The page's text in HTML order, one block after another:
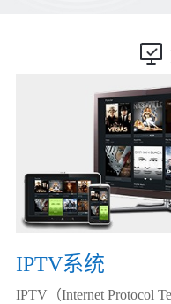
IPTV系统
IPTV（Internet Protocol